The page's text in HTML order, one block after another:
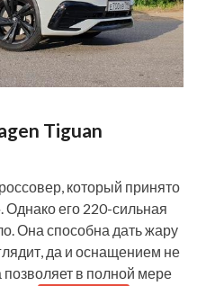
Tiguan
который принято
Однако его 220-сильная
Она способна дать жару
да и оснащением не
в полной мере